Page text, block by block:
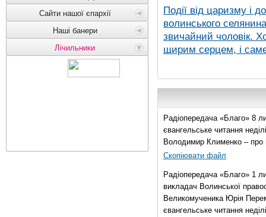
Сайти нашої єпархії
Наші банери
Лічильники
Події від царизму і
волинського
звичайний чоловік.
щирим серцем, і
Радіопередача «Благо» 8
євангельське читання
Володимир Клименко – про
Скопіювати файл
Радіопередача «Благо» 1
викладач Волинської
Великомученика Юрія
євангельське читання